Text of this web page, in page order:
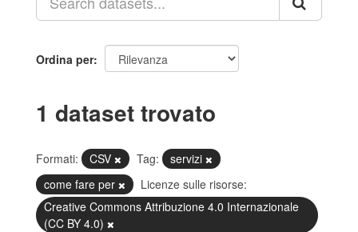
Ordina per
1 dataset trovato
Formati: CSV Tag:
servizi
come fare per
Licenze sulle risorse:
Creative Commons Attribuzione 4.0 Internazionale
(CC BY 4.0)